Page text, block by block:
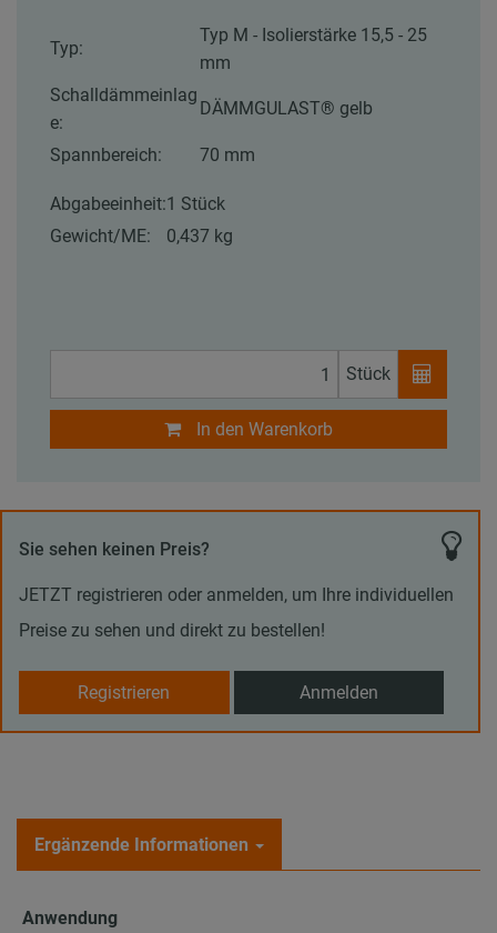
Typ:
Typ M - Isolierstärke 15,5 - 25
mm
Schalldämmeinlag
e:
DÄMMGULAST® gelb
Spannbereich: 70 mm
Abgabeeinheit:1 Stück
Gewicht/ME:
0,437 kg
Stück
In den Warenkorb
Sie sehen keinen Preis?
JETZT registrieren oder anmelden, um Ihre individuellen
Preise zu sehen und direkt zu bestellen!
Registrieren Anmelden
Ergänzende Informationen
Anwendung